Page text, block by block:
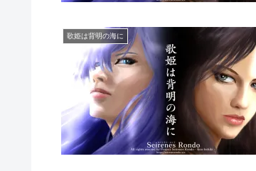
歌姫は背明の海に